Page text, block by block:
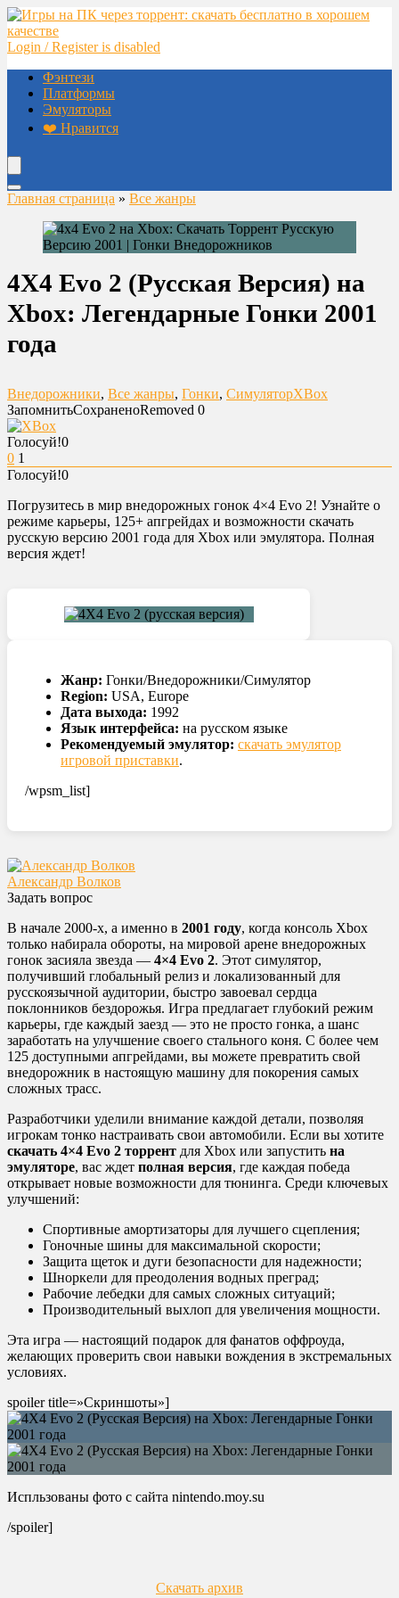
Login / Register is disabled
Фэнтези
Платформы
Эмуляторы
❤️ Нравится
Главная страница » Все жанры
4X4 Evo 2 (Русская Версия) на
Xbox: Легендарные Гонки 2001
года
Внедорожники, Все жанры, Гонки, СимуляторXBox
ЗапомнитьСохраненоRemoved 0
Голосуй!0
0 1
Голосуй!0
Погрузитесь в мир внедорожных гонок 4×4 Evo 2! Узнайте о
режиме карьеры, 125+ апгрейдах и возможности скачать
русскую версию 2001 года для Xbox или эмулятора. Полная
версия ждет!
Жанр: Гонки/Внедорожники/Симулятор
Region: USA, Europe
Дата выхода: 1992
Язык интерфейса: на русском языке
Рекомендуемый эмулятор: скачать эмулятор
игровой приставки.
/wpsm_list]
Александр Волков
Задать вопрос
В начале 2000-х, а именно в 2001 году, когда консоль Xbox
только набирала обороты, на мировой арене внедорожных
гонок засияла звезда — 4×4 Evo 2. Этот симулятор,
получивший глобальный релиз и локализованный для
русскоязычной аудитории, быстро завоевал сердца
поклонников бездорожья. Игра предлагает глубокий режим
карьеры, где каждый заезд — это не просто гонка, а шанс
заработать на улучшение своего стального коня. С более чем
125 доступными апгрейдами, вы можете превратить свой
внедорожник в настоящую машину для покорения самых
сложных трасс.
Разработчики уделили внимание каждой детали, позволяя
игрокам тонко настраивать свои автомобили. Если вы хотите
скачать 4×4 Evo 2 торрент для Xbox или запустить на
эмуляторе, вас ждет полная версия, где каждая победа
открывает новые возможности для тюнинга. Среди ключевых
улучшений:
Спортивные амортизаторы для лучшего сцепления;
Гоночные шины для максимальной скорости;
Защита щеток и дуги безопасности для надежности;
Шноркели для преодоления водных преград;
Рабочие лебедки для самых сложных ситуаций;
Производительный выхлоп для увеличения мощности.
Эта игра — настоящий подарок для фанатов оффроуда,
желающих проверить свои навыки вождения в экстремальных
условиях.
spoiler title=»Скриншоты»]
Испльзованы фото с сайта nintendo.moy.su
/spoiler]
Скачать архив